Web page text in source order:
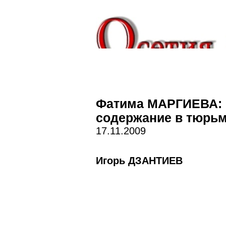
Фатима МАРГИЕВА:
содержание в
17.11.2009
Игорь ДЗАНТИЕВ